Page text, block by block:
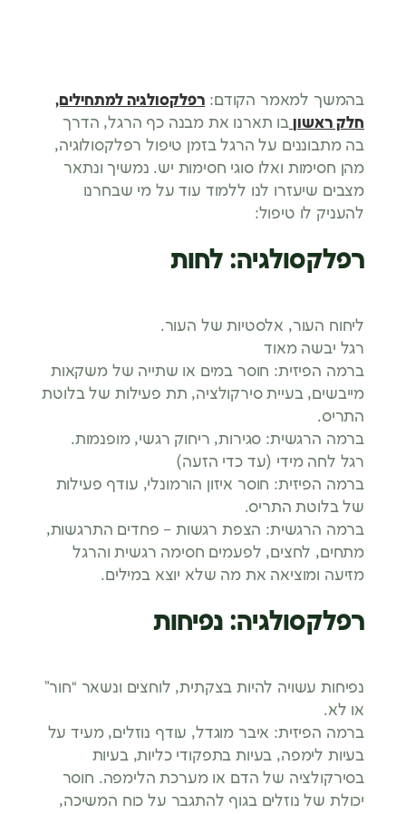
בהמשך למאמר הקודם: רפלקסולגיה למתחילים,
חלק ראשון בו תארנו את מבנה כף הרגל, הדרך
בה מתבוננים על הרגל בזמן טיפול רפלקסולוגיה,
מהן חסימות ואלו סוגי חסימות יש. נמשיך ונתאר
מצבים שיעזרו לנו ללמוד עוד על מי שבחרנו
להעניק לו טיפול:
רפלקסולגיה: לחות
ליחוח העור, אלסטיות של העור.
רגל יבשה מאוד
ברמה הפיזית: חוסר במים או שתייה של משקאות
מייבשים, בעיית סירקולציה, תת פעילות של בלוטת
התריס.
ברמה הרגשית: סגירות, ריחוק רגשי, מופנמות.
רגל לחה מידי (עד כדי הזעה)
ברמה הפיזית: חוסר איזון הורמונלי, עודף פעילות
של בלוטת התריס.
ברמה הרגשית: הצפת רגשות – פחדים התרגשות,
מתחים, לחצים, לפעמים חסימה רגשית והרגל
מזיעה ומוציאה את מה שלא יוצא במילים.
רפלקסולגיה: נפיחות
נפיחות עשויה להיות בצקתית, לוחצים ונשאר “חור”
או לא.
ברמה הפיזית: איבר מוגדל, עודף נוזלים, מעיד על
בעיות לימפה, בעיות בתפקודי כליות, בעיות
בסירקולציה של הדם או מערכת הלימפה. חוסר
יכולת של נוזלים בגוף להתגבר על כוח המשיכה,